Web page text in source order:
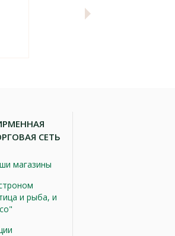
СЕТЬ
магазины
и рыба, и